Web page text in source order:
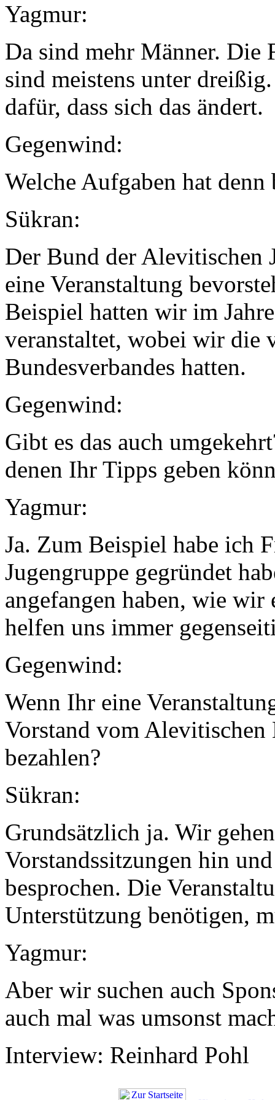
Yagmur:
Da sind mehr Männer. Die
sind meistens unter
dafür, dass sich das ändert.
Gegenwind:
Welche Aufgaben hat
Sükran:
Der Bund der Alevitischen
eine Veranstaltung
Beispiel hatten wir im
veranstaltet, wobei wir die
Bundesverbandes hatten.
Gegenwind:
Gibt es das auch
denen Ihr Tipps geben
Yagmur:
Ja. Zum Beispiel habe ich
Jugengruppe gegründet
angefangen haben, wie wir
helfen uns immer
Gegenwind:
Wenn Ihr eine
Vorstand vom
bezahlen?
Sükran:
Grundsätzlich ja. Wir
Vorstandssitzungen hin
besprochen. Die
Unterstützung benötigen,
Yagmur:
Aber wir suchen auch
auch mal was umsonst
Interview: Reinhard Pohl